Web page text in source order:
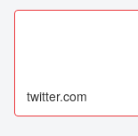
twitter.com